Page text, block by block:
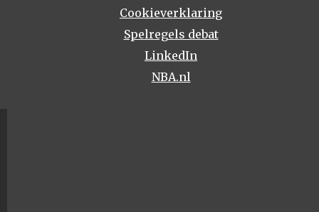
Cookieverklaring
Spelregels debat
LinkedIn
NBA.nl